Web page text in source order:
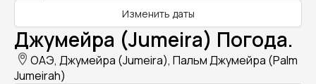
Изменить даты
Джумейра (Jumeira) Погода.
ОАЭ, Джумейра (Jumeira), Пальм Джумейра (Palm
Jumeirah)